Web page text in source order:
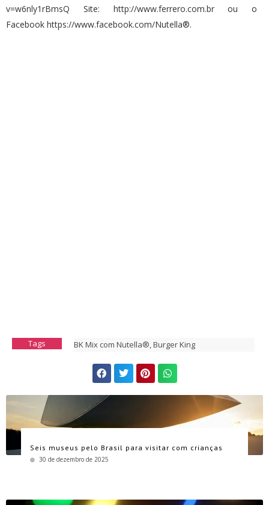
v=w6nly1rBmsQ Site: http://www.ferrero.com.brou o
Facebook https://www.facebook.com/Nutella®.
Tags BK Mix com Nutella®,Burger King
Seis museus pelo Brasil para visitar com crianças
30 de dezembro de 2025